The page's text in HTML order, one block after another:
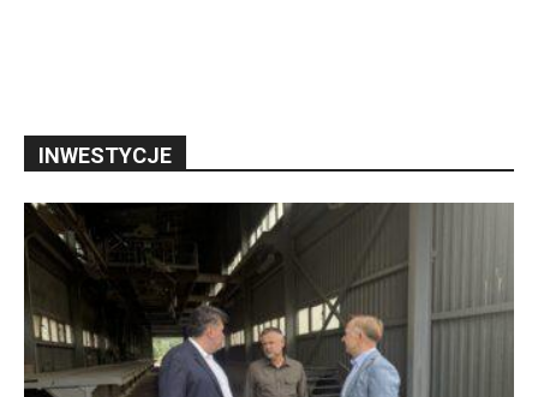
INWESTYCJE